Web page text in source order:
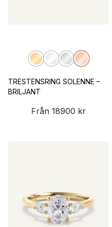
TRESTENSRING SOLENNE –
BRILJANT
Från 18900 kr